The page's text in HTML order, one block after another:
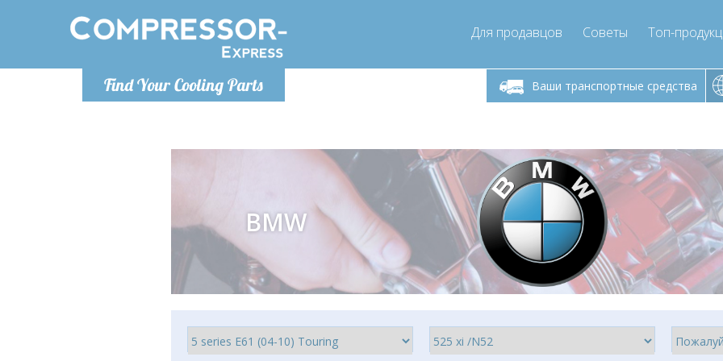
Find Your Cooling Parts
Для продавцов Советы Топ-
Ваши транспортные средства
Понедельник-пятница 9:00
info@compressor-express.ru
Понедельник-пятница 9:00Понедельник-пятница 9:00
- 17
info@compressor-express.ru
BMW